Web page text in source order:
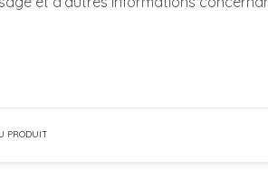
PRODUIT